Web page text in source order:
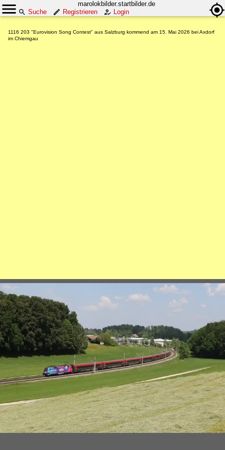
marolokbilder.startbilder.de
Suche
Registrieren Login
1116 203 "Eurovision Song Contest" aus Salzburg kommend am 15. Mai 2026 bei Axdorf
im Chiemgau